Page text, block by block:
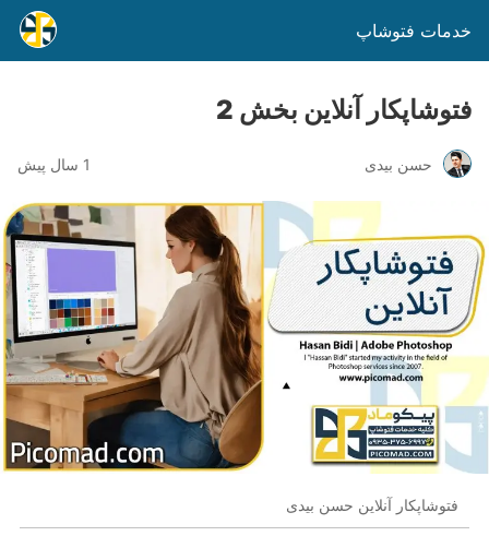
خدمات فتوشاپ
فتوشاپکار آنلاین بخش 2
حسن بیدی 1 سال پیش
فتوشاپکار آنلاین حسن بیدی